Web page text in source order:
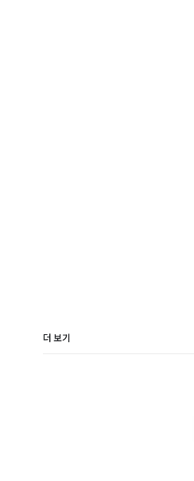
더 보기